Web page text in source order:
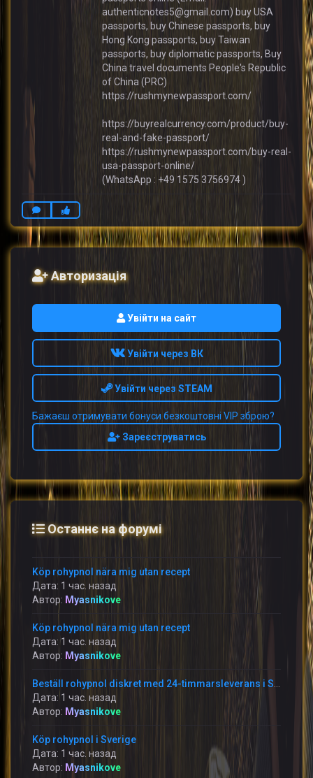
authenticnotes5@gmail.com) buy USA
passports, buy Chinese passports, buy
Hong Kong passports, buy Taiwan
passports, buy diplomatic passports, Buy
China travel documents People's Republic
of China (PRC)
https://rushmynewpassport.com/
https://buyrealcurrency.com/product/buy-
real-and-fake-passport/
https://rushmynewpassport.com/buy-real-
usa-passport-online/
(WhatsApp : +49 1575 3756974 )
Авторизація
Увійти на сайт
Увійти через ВК
Увійти через STEAM
Бажаєш отримувати бонуси безкоштовні VIP зброю?
Зареєструватись
Останнє на форумі
Köp rohypnol nära mig utan recept
Дата: 1 час. назад
Автор: Myasnikove
Köp rohypnol nära mig utan recept
Дата: 1 час. назад
Автор: Myasnikove
Дата: 1 час. назад
Автор: Myasnikove
Köp rohypnol i Sverige
Дата: 1 час. назад
Автор: Myasnikove